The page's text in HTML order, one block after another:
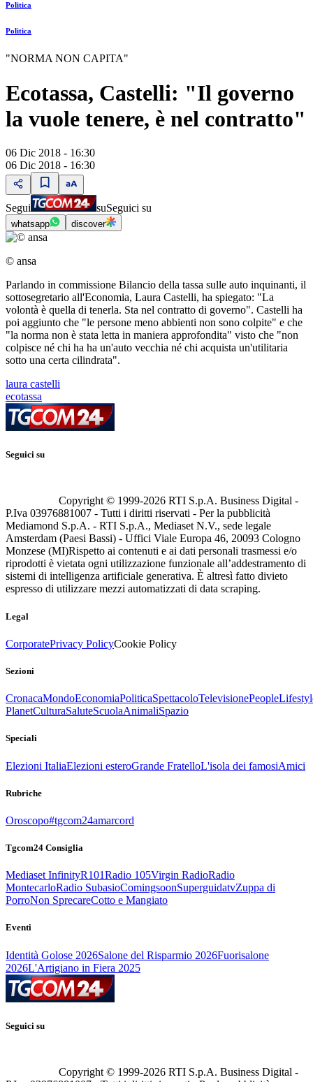
Politica
Politica
"NORMA NON CAPITA"
Ecotassa, Castelli: "Il governo
la vuole tenere, è nel contratto"
06 Dic 2018 - 16:30
06 Dic 2018 - 16:30
Segui suSeguici su
whatsapp discover
© ansa
Parlando in commissione Bilancio della tassa sulle auto inquinanti, il
sottosegretario all'Economia, Laura Castelli, ha spiegato: "La
volontà è quella di tenerla. Sta nel contratto di governo". Castelli ha
poi aggiunto che "le persone meno abbienti non sono colpite" e che
"la norma non è stata letta in maniera approfondita" visto che "non
colpisce né chi ha ha un'auto vecchia né chi acquista un'utilitaria
sotto una certa cilindrata".
laura castelli
ecotassa
Seguici su
Copyright © 1999-2026 RTI S.p.A. Business Digital -
P.Iva 03976881007 - Tutti i diritti riservati - Per la pubblicità
Mediamond S.p.A. - RTI S.p.A., Mediaset N.V., sede legale
Amsterdam (Paesi Bassi) - Uffici Viale Europa 46, 20093 Cologno
Monzese (MI)Rispetto ai contenuti e ai dati personali trasmessi e/o
riprodotti è vietata ogni utilizzazione funzionale all’addestramento di
sistemi di intelligenza artificiale generativa. È altresì fatto divieto
espresso di utilizzare mezzi automatizzati di data scraping.
Legal
CorporatePrivacy PolicyCookie Policy
Sezioni
CronacaMondoEconomiaPoliticaSpettacoloTelevisionePeople
PlanetCulturaSaluteScuolaAnimaliSpazio
Speciali
Elezioni ItaliaElezioni esteroGrande FratelloL'isola dei famosiAmici
Rubriche
Oroscopo#tgcom24amarcord
Tgcom24 Consiglia
Mediaset InfinityR101Radio 105Virgin RadioRadio
MontecarloRadio SubasioComingsoonSuperguidatvZuppa di
PorroNon SprecareCotto e Mangiato
Eventi
Identità Golose 2026Salone del Risparmio 2026Fuorisalone
2026L'Artigiano in Fiera 2025
Seguici su
Copyright © 1999-2026 RTI S.p.A. Business Digital -